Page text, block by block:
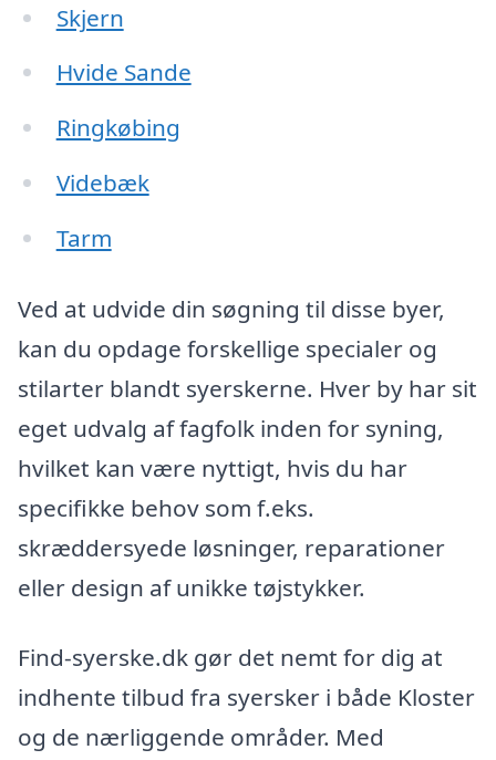
Skjern
Hvide Sande
Ringkøbing
Videbæk
Tarm
Ved at udvide din søgning til disse byer,
kan du opdage forskellige specialer og
stilarter blandt syerskerne. Hver by har sit
eget udvalg af fagfolk inden for syning,
hvilket kan være nyttigt, hvis du har
specifikke behov som f.eks.
skræddersyede løsninger, reparationer
eller design af unikke tøjstykker.
Find-syerske.dk gør det nemt for dig at
indhente tilbud fra syersker i både Kloster
og de nærliggende områder. Med